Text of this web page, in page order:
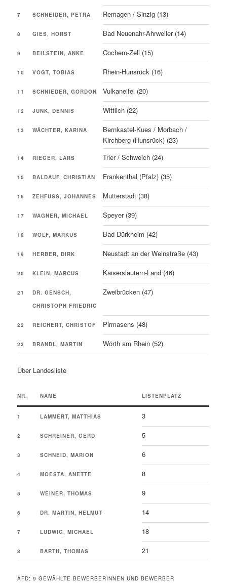
7 SCHNEIDER, PETRA Remagen / Sinzig (13)
8 GIES, HORST Bad Neuenahr-Ahrweiler (14)
9 BEILSTEIN, ANKE Cochem-Zell (15)
10 VOGT, TOBIAS Rhein-Hunsrück (16)
11 SCHNIEDER, GORDON Vulkaneifel (20)
12 JUNK, DENNIS Wittlich (22)
13 WÄCHTER, KARINA
Bernkastel-Kues / Morbach /
Kirchberg (Hunsrück) (23)
14 RIEGER, LARS Trier / Schweich (24)
15 BALDAUF, CHRISTIAN Frankenthal (Pfalz) (35)
16 ZEHFUSS, JOHANNES Mutterstadt (38)
17 WAGNER, MICHAEL Speyer (39)
18 WOLF, MARKUS Bad Dürkheim (42)
19 HERBER, DIRK Neustadt an der Weinstraße (43)
20 KLEIN, MARCUS Kaiserslautern-Land (46)
21
DR. GENSCH,
CHRISTOPH FRIEDRIC
Zweibrücken (47)
22 REICHERT, CHRISTOF Pirmasens (48)
23 BRANDL, MARTIN Wörth am Rhein (52)
Über Landesliste
NR. NAME LISTENPLATZ
1 LAMMERT, MATTHIAS 3
2 SCHREINER, GERD 5
3 SCHNEID, MARION 6
4 MOESTA, ANETTE 8
5 WEINER, THOMAS 9
6 DR. MARTIN, HELMUT 14
7 LUDWIG, MICHAEL 18
8 BARTH, THOMAS 21
AFD: 9 GEWÄHLTE BEWERBERINNEN UND BEWERBER